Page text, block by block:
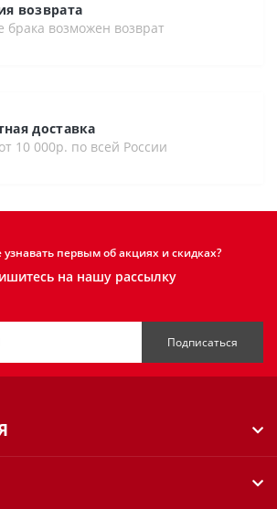
возврата
брака возможен возврат
доставка
10 000р. по всей России
узнавать первым об акциях и скидках?
на нашу рассылку
Подписаться